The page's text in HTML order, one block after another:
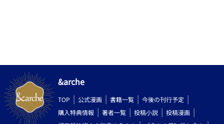
&arche
TOP 公式漫画 書籍一覧
今後の刊行予定
購入特典情報
著者一覧 投稿小説
投稿漫画